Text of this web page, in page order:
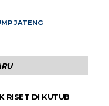
JATENG
RISET DI KUTUB